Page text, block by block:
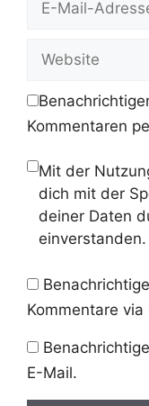
Mail-
Kommentaren
Mit der
dich mit der
deiner Daten
einverstanden.
Kommentare via
E-Mail.